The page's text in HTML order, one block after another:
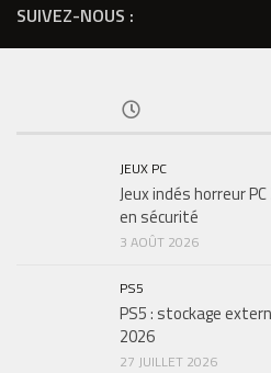
SUIVEZ-NOUS :
JEUX PC
Jeux indés horreur
en sécurité
3 AOÛT 2026
PS5
PS5 : stockage
2026
27 JUILLET 2026